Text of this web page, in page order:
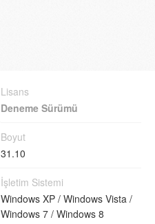
Lisans
Deneme Sürümü
Boyut
31.10
İşletim Sistemi
Windows XP / Windows Vista /
Windows 7 / Windows 8